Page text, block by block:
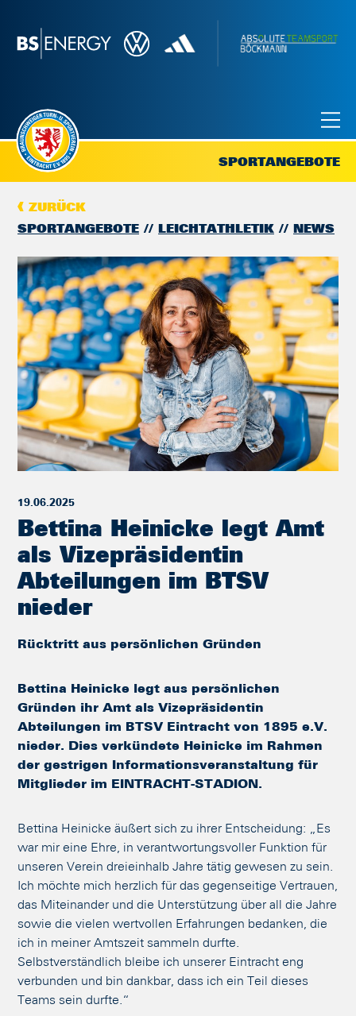
SPORTANGEBOTE
SPORTANGEBOTE LEICHTATHLETIK NEWS
ZURÜCK
19.06.2025
Bettina Heinicke legt Amt
als Vizepräsidentin
Abteilungen im BTSV
nieder
Rücktritt aus persönlichen Gründen
Bettina Heinicke legt aus persönlichen
Gründen ihr Amt als Vizepräsidentin
Abteilungen im BTSV Eintracht von 1895 e.V.
nieder. Dies verkündete Heinicke im Rahmen
der gestrigen Informationsveranstaltung für
Mitglieder im EINTRACHT-STADION.
Bettina Heinicke äußert sich zu ihrer Entscheidung: „Es
war mir eine Ehre, in verantwortungsvoller Funktion für
unseren Verein dreieinhalb Jahre tätig gewesen zu sein.
Ich möchte mich herzlich für das gegenseitige Vertrauen,
das Miteinander und die Unterstützung über all die Jahre
sowie die vielen wertvollen Erfahrungen bedanken, die
ich in meiner Amtszeit sammeln durfte.
Selbstverständlich bleibe ich unserer Eintracht eng
verbunden und bin dankbar, dass ich ein Teil dieses
Teams sein durfte.“